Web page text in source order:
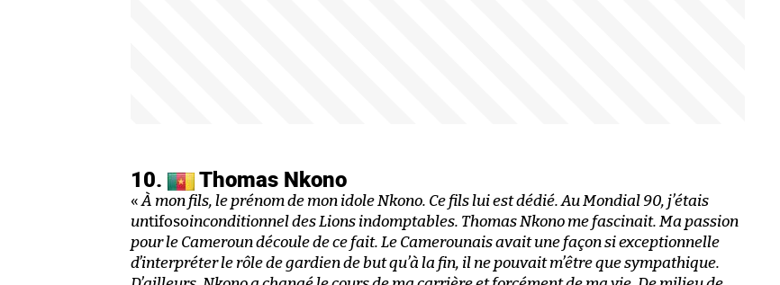
10. Thomas Nkono
« À mon fils, le prénom de mon idole Nkono. Ce fils lui est dédié. Au Mondial 90, j’étais
untifosoinconditionnel des Lions indomptables. Thomas Nkono me fascinait. Ma passion
pour le Cameroun découle de ce fait. Le Camerounais avait une façon si exceptionnelle
d’interpréter le rôle de gardien de but qu’à la fin, il ne pouvait m’être que sympathique.